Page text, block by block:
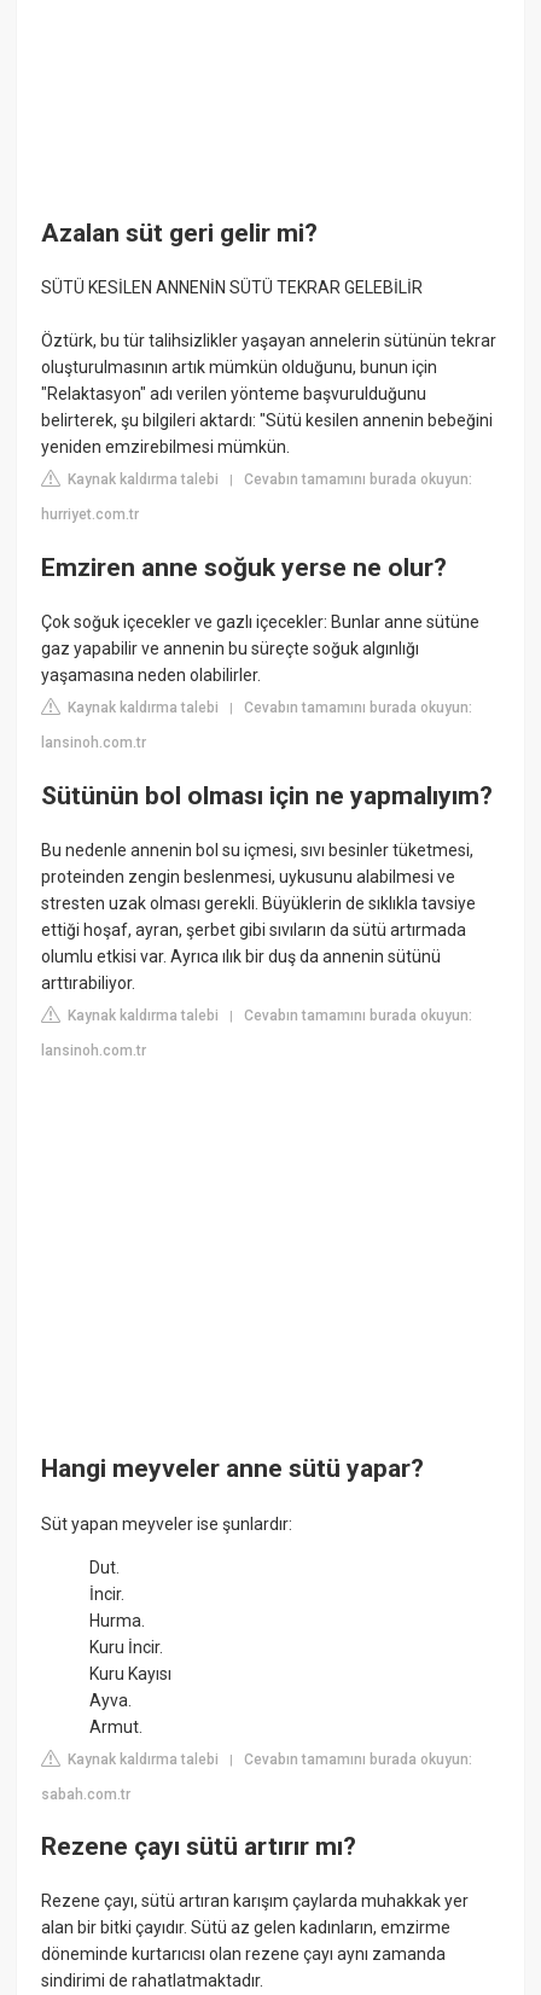
Azalan süt geri gelir mi?
SÜTÜ KESİLEN ANNENİN SÜTÜ TEKRAR GELEBİLİR
Öztürk, bu tür talihsizlikler yaşayan annelerin sütünün tekrar
oluşturulmasının artık mümkün olduğunu, bunun için
"Relaktasyon" adı verilen yönteme başvurulduğunu
belirterek, şu bilgileri aktardı: "Sütü kesilen annenin bebeğini
yeniden emzirebilmesi mümkün.
Kaynak kaldırma talebi |Cevabın tamamını burada okuyun:
hurriyet.com.tr
Emziren anne soğuk yerse ne olur?
Çok soğuk içecekler ve gazlı içecekler: Bunlar anne sütüne
gaz yapabilir ve annenin bu süreçte soğuk algınlığı
yaşamasına neden olabilirler.
Kaynak kaldırma talebi |Cevabın tamamını burada okuyun:
lansinoh.com.tr
Sütünün bol olması için ne yapmalıyım?
Bu nedenle annenin bol su içmesi, sıvı besinler tüketmesi,
proteinden zengin beslenmesi, uykusunu alabilmesi ve
stresten uzak olması gerekli. Büyüklerin de sıklıkla tavsiye
ettiği hoşaf, ayran, şerbet gibi sıvıların da sütü artırmada
olumlu etkisi var. Ayrıca ılık bir duş da annenin sütünü
arttırabiliyor.
Kaynak kaldırma talebi |Cevabın tamamını burada okuyun:
lansinoh.com.tr
Hangi meyveler anne sütü yapar?
Süt yapan meyveler ise şunlardır:
Dut.
İncir.
Hurma.
Kuru İncir.
Kuru Kayısı
Ayva.
Armut.
Kaynak kaldırma talebi |Cevabın tamamını burada okuyun:
sabah.com.tr
Rezene çayı sütü artırır mı?
Rezene çayı, sütü artıran karışım çaylarda muhakkak yer
alan bir bitki çayıdır. Sütü az gelen kadınların, emzirme
döneminde kurtarıcısı olan rezene çayı aynı zamanda
sindirimi de rahatlatmaktadır.